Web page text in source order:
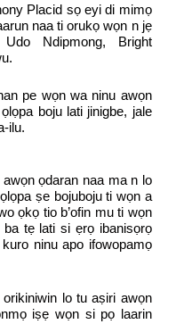
Placid sọ eyi di mimọ
naa ti orukọ wọn n jẹ
Ndipmong, Bright
pe wọn wa ninu awọn
boju lati jinigbe, jale
ilu.
ọdaran naa ma n lo
ṣe bojuboju ti wọn a
ọkọ tio b’ofin mu ti wọn
tẹ lati si ẹrọ ibanisọrọ
ninu apo ifowopamọ
lo tu aṣiri awọn
iṣẹ wọn si pọ laarin